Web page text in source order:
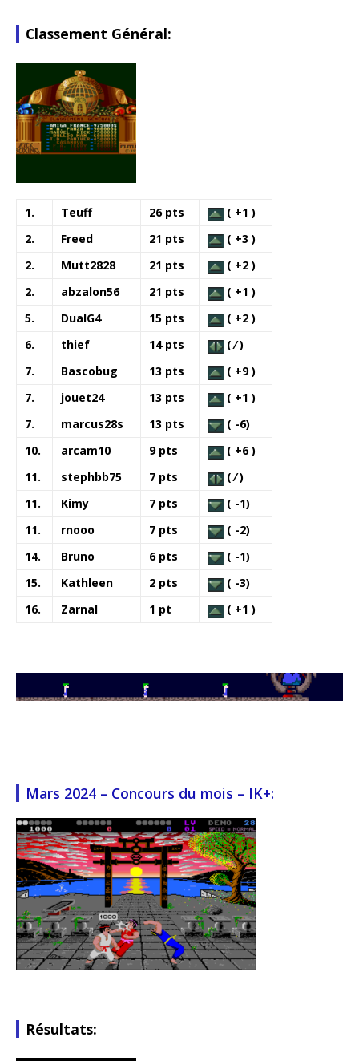
Classement Général:
1. Teuff 26 pts
( +1 )
2.
Freed 21 pts
( +3 )
2.
Mutt2828 21 pts
( +2 )
2.
abzalon56 21 pts
( +1 )
5.
DualG4 15 pts
( +2 )
6.
thief 14 pts
( ⁄ )
7.
Bascobug 13 pts
( +9 )
7.
jouet24 13 pts
( +1 )
7.
marcus28s 13 pts
( -6)
10.
arcam10 9 pts
( +6 )
11.
stephbb75 7 pts
( ⁄ )
11.
Kimy 7 pts
( -1)
11.
rnooo 7 pts
( -2)
14.
Bruno 6 pts
( -1)
15.
Kathleen 2 pts
( -3)
16.
Zarnal 1 pt ( +1 )
Mars 2024 – Concours du mois – IK+:
Résultats: